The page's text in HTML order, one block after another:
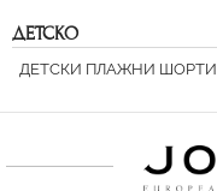
ДЕТСКО
ДЕТСКИ ПЛАЖНИ ШОРТИ